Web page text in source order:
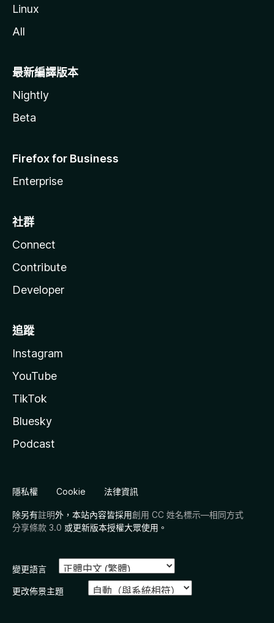
Linux
All
最新編譯版本
Nightly
Beta
Firefox for Business
Enterprise
社群
Connect
Contribute
Developer
追蹤
Instagram
YouTube
TikTok
Bluesky
Podcast
隱私權 Cookie 法律資訊
除另有註明外，本站內容皆採用創用 CC 姓名標示—相同方式
分享條款 3.0 或更新版本授權大眾使用。
變更語言
更改佈景主題